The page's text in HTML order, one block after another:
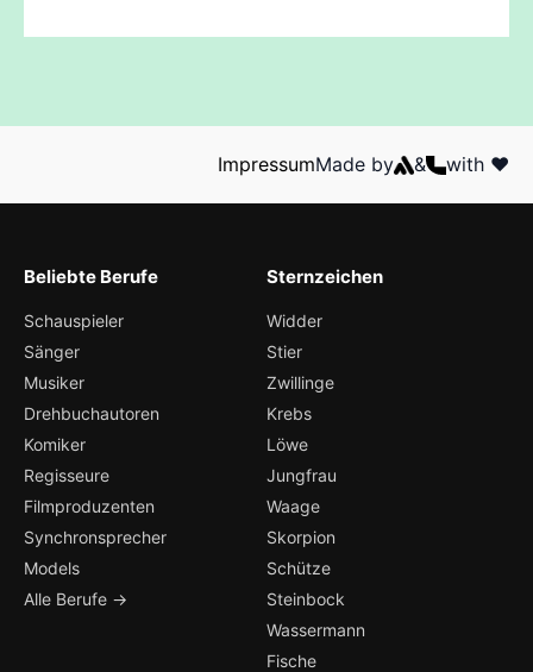
ImpressumMade by & with ❤️
Beliebte Berufe
Schauspieler
Sänger
Musiker
Drehbuchautoren
Komiker
Regisseure
Filmproduzenten
Synchronsprecher
Models
Alle Berufe →
Sternzeichen
Widder
Stier
Zwillinge
Krebs
Löwe
Jungfrau
Waage
Skorpion
Schütze
Steinbock
Wassermann
Fische